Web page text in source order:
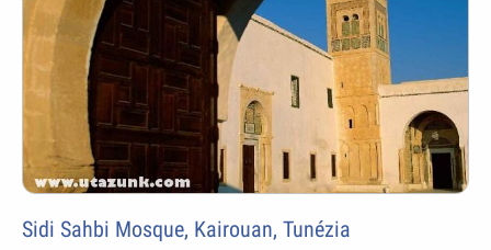
Sidi Sahbi Mosque, Kairouan, Tunézia